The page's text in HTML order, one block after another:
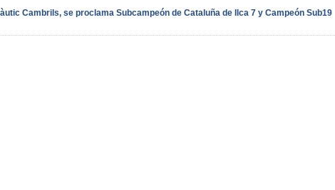
Cambrils, se proclama Subcampeón de Cataluña de Ilca 7 y Campeón Sub19